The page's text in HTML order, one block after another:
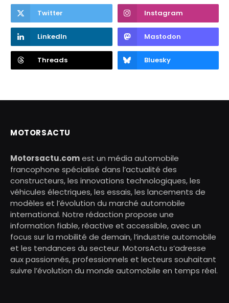
Twitter Instagram
LinkedIn Mastodon
Threads Bluesky
MOTORSACTU
Motorsactu.comest un média automobile
francophone spécialisé dans l’actualité des
constructeurs, les innovations technologiques, les
véhicules électriques, les essais, les lancements de
modèles et l’évolution du marché automobile
international. Notre rédaction propose une
information fiable, réactive et accessible, avec un
focus sur la mobilité de demain, l’industrie automobile
et les tendances du secteur. MotorsActu s’adresse
aux passionnés, professionnels et lecteurs souhaitant
suivre l’évolution du monde automobile en temps réel.